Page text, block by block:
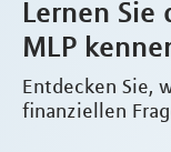
Lernen
MLP
Entdecken Sie,
finanziellen